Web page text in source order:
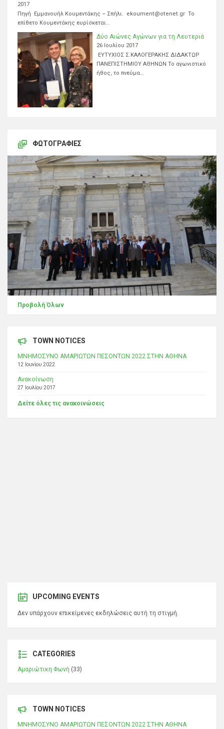
2017
Πηγή Εμμανουήλ Κουμεντάκης – Σπήλι. ekoument@otenet.gr Το
επίθετο Κουμεντάκης ευρίσκεται…
Δύο Αιώνες Αγώνων για τη Λευτεριά
26 Ιουλίου 2017
ΕΥΤΥΧΙΟΣ Σ.ΚΑΛΟΓΕΡΑΚΗΣ ΔΙΔΑΚΤΩΡ
ΠΑΝΕΠΙΣΤΗΜΙΟΥ ΑΘΗΝΩΝ Το αγωνιστικό
ήθος, το πνεύμα…
ΦΩΤΟΓΡΑΦΊΕΣ
Προβολή Όλων
TOWN NOTICES
ΜΝΗΜΟΣΥΝΟ ΑΜΑΡΙΩΤΩΝ ΠΕΣΟΝΤΩΝ 2022 ΣΤΗΝ ΑΘΗΝΑ
12 Ιουνίου 2022
Ανακοίνωση
27 Ιουλίου 2017
Δείτε όλες τις ανακοινώσεις
UPCOMING EVENTS
Δεν υπάρχουν επικείμενες εκδηλώσεις αυτή τη στιγμή.
CATEGORIES
Αμαριώτικη Φωνή (33)
TOWN NOTICES
ΜΝΗΜΟΣΥΝΟ ΑΜΑΡΙΩΤΩΝ ΠΕΣΟΝΤΩΝ 2022 ΣΤΗΝ ΑΘΗΝΑ